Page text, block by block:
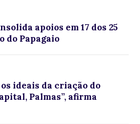
apoios em 17 dos 25
do Papagaio
ideais da criação do
Palmas”, afirma